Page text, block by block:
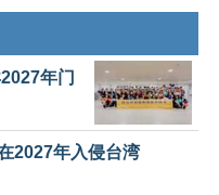
年门
2027年入侵台湾